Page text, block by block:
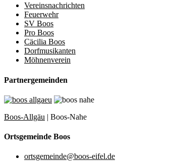
Vereinsnachrichten
Feuerwehr
SV Boos
Pro Boos
Cäcilia Boos
Dorfmusikanten
Möhnenverein
Partnergemeinden
Boos-Allgäu | Boos-Nahe
Ortsgemeinde Boos
ortsgemeinde@boos-eifel.de